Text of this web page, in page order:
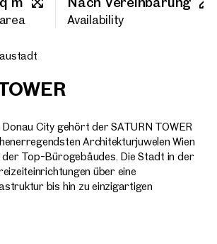
Availability
City gehört der SATURN TOWER
Architekturjuwelen Wien
der Top-Bürogebäudes. Die Stadt in der
über eine
bis hin zu einzigartigen
Last name
Phone number
Callback Service
I have read and agree to